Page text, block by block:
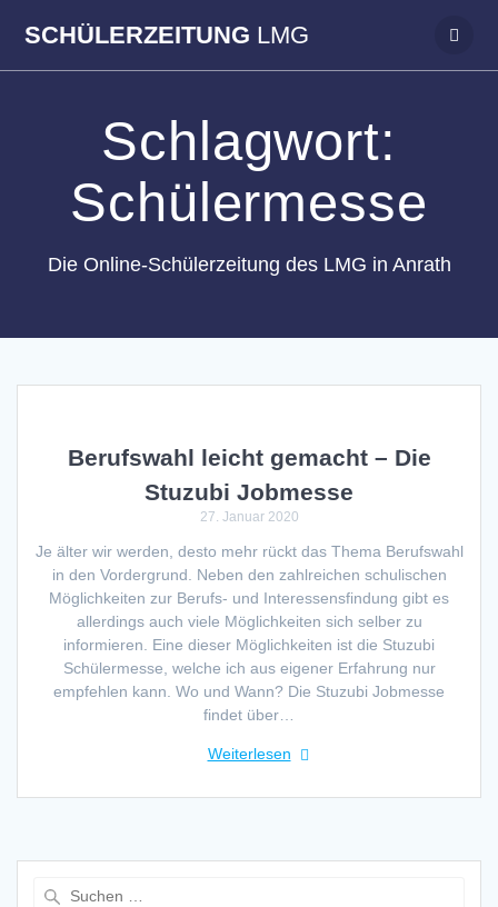
Inhalt
SCHÜLERZEITUNG LMG
Schlagwort:
Schülermesse
Die Online-Schülerzeitung des LMG in Anrath
Berufswahl leicht gemacht – Die
Stuzubi Jobmesse
27. Januar 2020
Je älter wir werden, desto mehr rückt das Thema Berufswahl
in den Vordergrund. Neben den zahlreichen schulischen
Möglichkeiten zur Berufs- und Interessensfindung gibt es
allerdings auch viele Möglichkeiten sich selber zu
informieren. Eine dieser Möglichkeiten ist die Stuzubi
Schülermesse, welche ich aus eigener Erfahrung nur
empfehlen kann. Wo und Wann? Die Stuzubi Jobmesse
findet über…
Weiterlesen